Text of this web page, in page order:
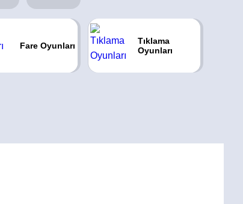
Fare Oyunları
Tıklama
Oyunları